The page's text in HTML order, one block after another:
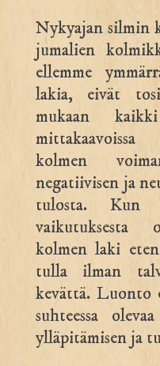
Nykyajan silmin
jumalien
ellemme
lakia, eivät
mukaan
kolmen
negatiivisen ja
tulosta. Kun
vaikutuksesta
kolmen laki
tulla ilman
kevättä. Luonto
suhteessa
ylläpitämisen ja